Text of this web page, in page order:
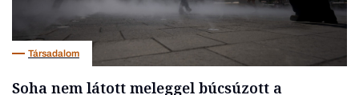
Társadalom
Soha nem látott meleggel búcsúzott a